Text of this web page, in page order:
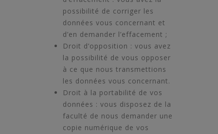
possibilité de corriger les
données vous concernant et
d’en demander l’effacement ;
Droit d’opposition : vous avez
la possibilité de vous opposer
à ce que nous transmettions
les données vous concernant.
Droit à la portabilité de vos
données : vous disposez de la
faculté de nous demander une
copie numérique de vos